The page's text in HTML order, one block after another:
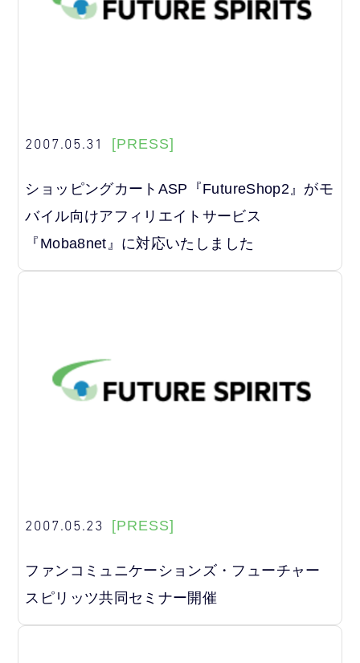
2007.05.31 [PRESS]
ショッピングカートASP『FutureShop2』がモ
バイル向けアフィリエイトサービス
『Moba8net』に対応いたしました
2007.05.23 [PRESS]
ファンコミュニケーションズ・フューチャー
スピリッツ共同セミナー開催